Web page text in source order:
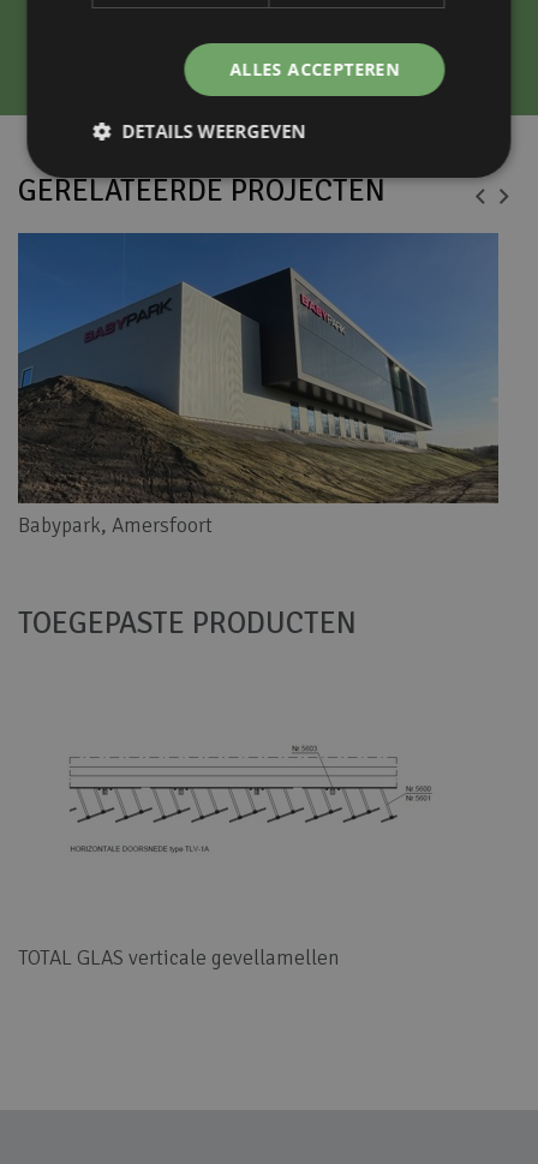
GERELATEERDE PROJECTEN
Babypark, Amersfoort
TOEGEPASTE PRODUCTEN
TOTAL GLAS verticale gevellamellen
ALLES ACCEPTEREN
DETAILS WEERGEVEN